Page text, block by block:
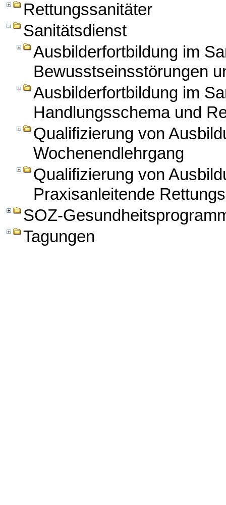
Rettungssanitäter
Sanitätsdienst
Ausbilderfortbildung im
Bewusstseinsstörungen
Ausbilderfortbildung im
Handlungsschema und
Qualifizierung von
Wochenendlehrgang
Qualifizierung von
Praxisanleitende
SOZ-
Tagungen